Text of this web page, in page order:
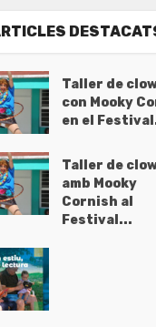
Taller de
con Mooky
en el
Taller de
amb Mooky
Cornish al
Festival...